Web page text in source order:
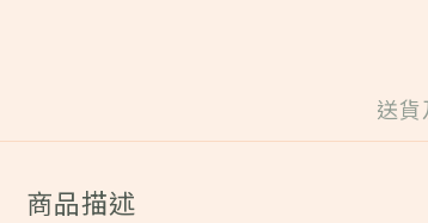
送
商品描述